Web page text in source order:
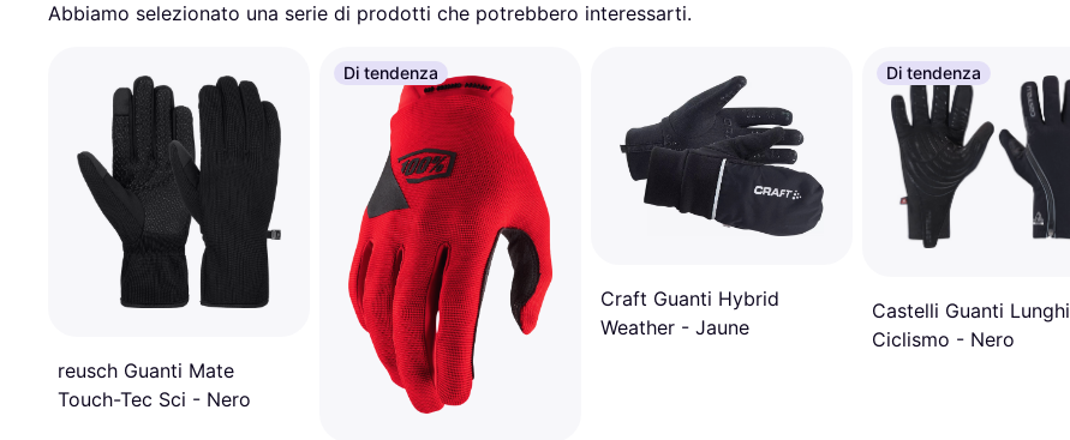
Abbiamo selezionato una serie di prodotti che potrebbero interessarti.
reusch Guanti Mate
Touch-Tec Sci - Nero
Di tendenza
Craft Guanti Hybrid
Weather - Jaune
Di tendenza
Castelli Guanti Lunghi
Ciclismo - Nero